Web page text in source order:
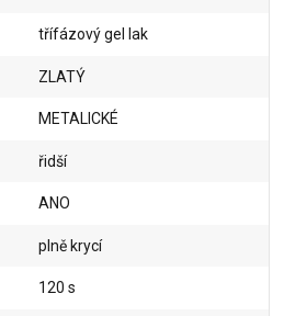
třífázový gel lak
ZLATÝ
METALICKÉ
řidší
ANO
plně krycí
120 s